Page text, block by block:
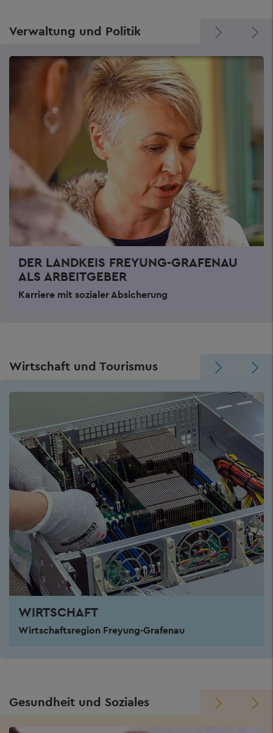
Verwaltung und Politik
DER LANDKEIS FREYUNG-GRAFENAU
ALS ARBEITGEBER
Karriere mit sozialer Absicherung
Wirtschaft und Tourismus
WIRTSCHAFT
Wirtschaftsregion Freyung-Grafenau
Gesundheit und Soziales